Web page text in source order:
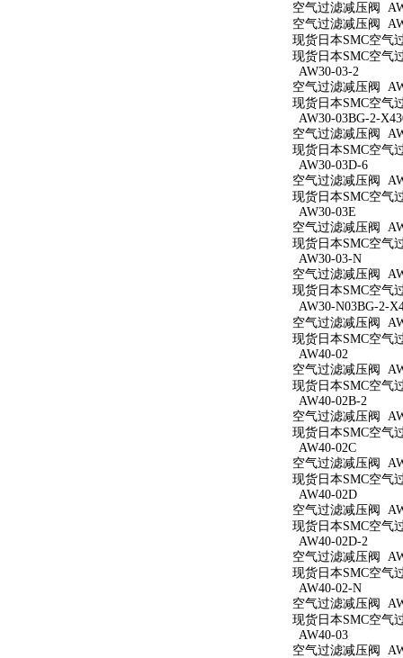
空气过滤减压阀
空气过滤减压阀
现货日本SMC空气
现货日本SMC空气
AW30-03-2
空气过滤减压阀
现货日本SMC空气
AW30-03BG-2-
空气过滤减压阀
现货日本SMC空气
AW30-03D-6
空气过滤减压阀
现货日本SMC空气
AW30-03E
空气过滤减压阀
现货日本SMC空气
AW30-03-N
空气过滤减压阀
现货日本SMC空气
AW30-N03BG-2-
空气过滤减压阀
现货日本SMC空气
AW40-02
空气过滤减压阀
现货日本SMC空气
AW40-02B-2
空气过滤减压阀
现货日本SMC空气
AW40-02C
空气过滤减压阀
现货日本SMC空气
AW40-02D
空气过滤减压阀
现货日本SMC空气
AW40-02D-2
空气过滤减压阀
现货日本SMC空气
AW40-02-N
空气过滤减压阀
现货日本SMC空气
AW40-03
空气过滤减压阀